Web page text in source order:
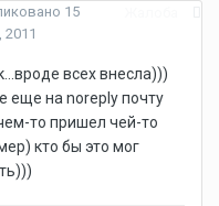
15
всех внесла)))
еще на noreply почту
то пришел чей-то
кто бы это мог